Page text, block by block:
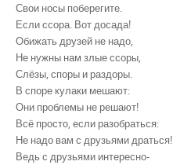
Свои носы поберегите.
Если ссора. Вот досада!
Обижать друзей не надо,
Не нужны нам злые ссоры,
Слёзы, споры и раздоры.
В споре кулаки мешают:
Они проблемы не решают!
Всё просто, если разобраться:
Не надо вам с друзьями драться!
Ведь с друзьями интересно-